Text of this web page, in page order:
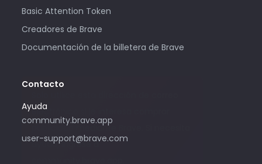
Basic Attention Token
Creadores de Brave
Documentación de la billetera de Brave
Contacto
Ayuda
community.brave.app
user-support@brave.com
electrónico si le interesa comprar
publicidad mediante Brave. Si necesita
ayuda, ingrese a